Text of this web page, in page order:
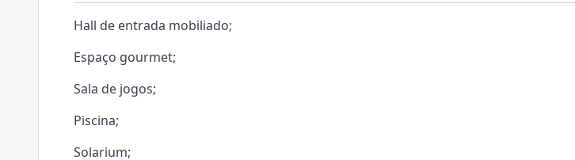
Hall de entrada mobiliado;
Espaço gourmet;
Sala de jogos;
Piscina;
Solarium;